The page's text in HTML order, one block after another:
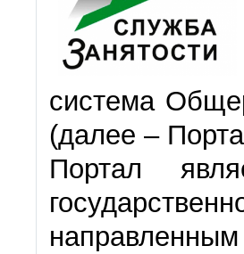
система
(далее –
Портал